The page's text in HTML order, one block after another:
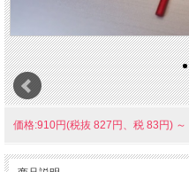
価格:910円(税抜 827円、税 83円) ～